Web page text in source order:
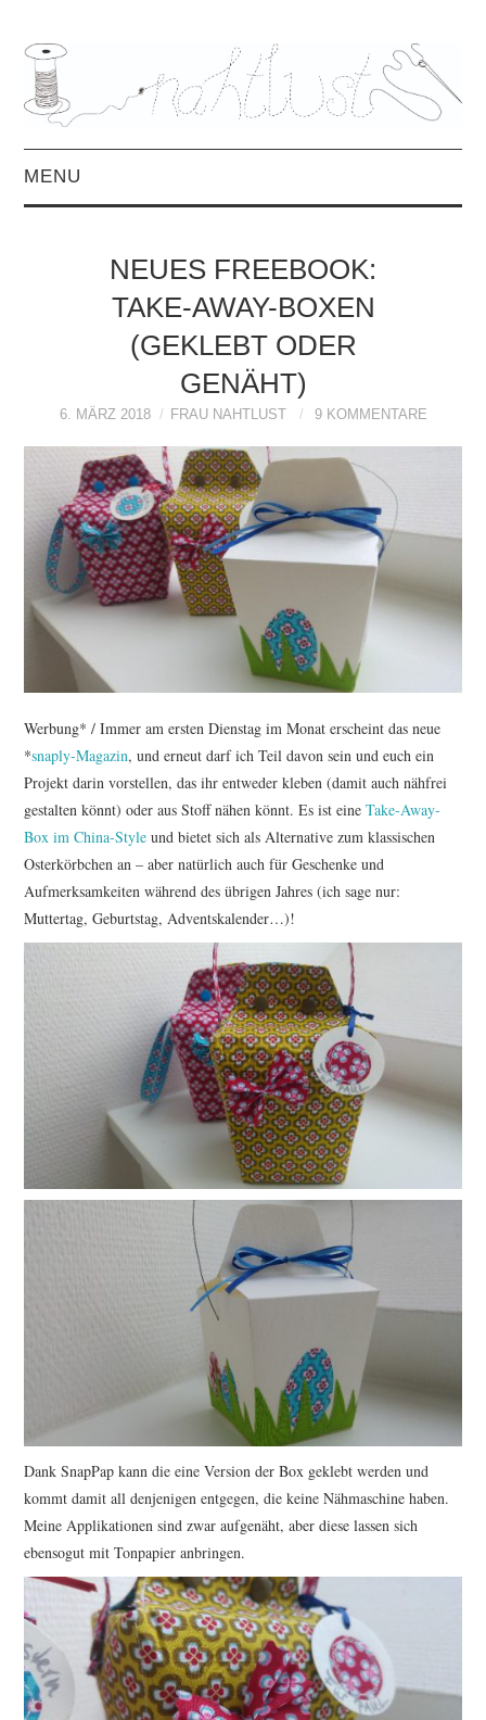
MENU
MITTWOCHSMIX &
FREEBOOKS &
TUTORIALS
WORKSHOPS
PAPIERLIEBE AM
MONTAG
IMPRESSUM
DATENSCHUTZ
NEUES FREEBOOK:
TAKE-AWAY-BOXEN
(GEKLEBT ODER
GENÄHT)
6. MÄRZ 2018 FRAU NAHTLUST 9 KOMMENTARE
Werbung* / Immer am ersten Dienstag im Monat erscheint das neue
*snaply-Magazin, und erneut darf ich Teil davon sein und euch ein
Projekt darin vorstellen, das ihr entweder kleben (damit auch nähfrei
gestalten könnt) oder aus Stoff nähen könnt. Es ist eineTake-Away-
Box im China-Style und bietet sich als Alternative zum klassischen
Osterkörbchen an – aber natürlich auch für Geschenke und
Aufmerksamkeiten während des übrigen Jahres (ich sage nur:
Muttertag, Geburtstag, Adventskalender…)!
Dank SnapPap kann die eine Version der Box geklebt werden und
kommt damit all denjenigen entgegen, die keine Nähmaschine haben.
Meine Applikationen sind zwar aufgenäht, aber diese lassen sich
ebensogut mit Tonpapier anbringen.